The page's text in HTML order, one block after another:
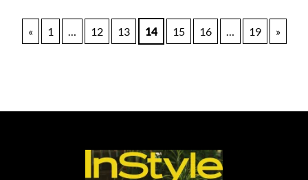
Paginación
« 1 … 12 13 14 15 16 … 19 »